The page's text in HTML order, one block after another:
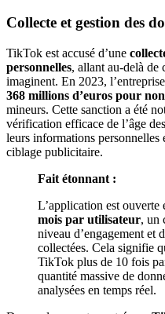
Collecte et gestion des
TikTok est accusé d’une
personnelles, allant au-delà de
imaginent. En 2023,
368 millions d’euros pour
mineurs. Cette sanction a été
vérification efficace de l’âge
leurs informations personnelles
ciblage publicitaire.
Fait étonnant :
L’application est ouverte
mois par utilisateur, un
niveau d’engagement et
collectées. Cela signifie
TikTok plus de 10 fois
quantité massive de
analysées en temps réel.